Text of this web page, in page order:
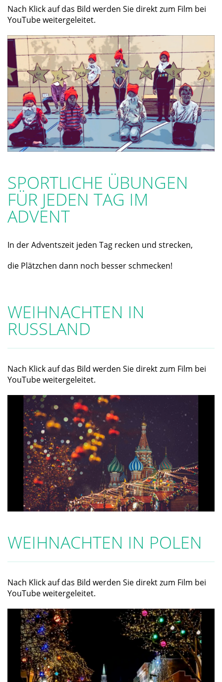
Nach Klick auf das Bild werden Sie direkt zum Film bei
YouTube weitergeleitet.
SPORTLICHE ÜBUNGEN
FÜR JEDEN TAG IM
ADVENT
In der Adventszeit jeden Tag recken und strecken,
die Plätzchen dann noch besser schmecken!
WEIHNACHTEN IN
RUSSLAND
Nach Klick auf das Bild werden Sie direkt zum Film bei
YouTube weitergeleitet.
WEIHNACHTEN IN POLEN
Nach Klick auf das Bild werden Sie direkt zum Film bei
YouTube weitergeleitet.